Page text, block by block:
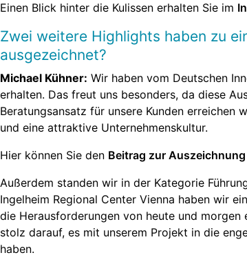
Einen Blick hinter die Kulissen erhalten Sie im
Zwei weitere Highlights haben zu
ausgezeichnet?
Michael Kühner: Wir haben vom Deutschen
erhalten. Das freut uns besonders, da diese
Beratungsansatz für unsere Kunden erreichen
und eine attraktive Unternehmenskultur.
Hier können Sie den Beitrag zur
Außerdem standen wir in der Kategorie
Ingelheim Regional Center Vienna haben wir
die Herausforderungen von heute und
stolz darauf, es mit unserem Projekt in die
haben.